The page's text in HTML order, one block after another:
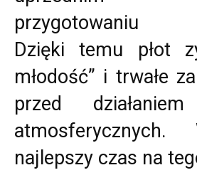
przygotowaniu
Dzięki temu płot
młodość” i trwałe
przed
najlepszy czas na